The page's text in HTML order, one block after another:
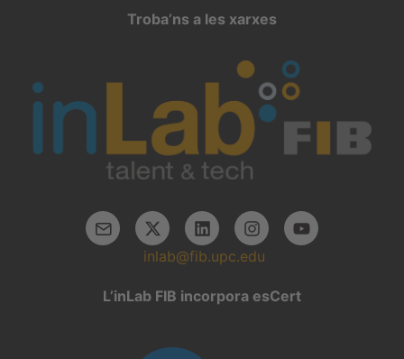
Troba’ns a les xarxes
inlab@fib.upc.edu
L’inLab FIB incorpora esCert